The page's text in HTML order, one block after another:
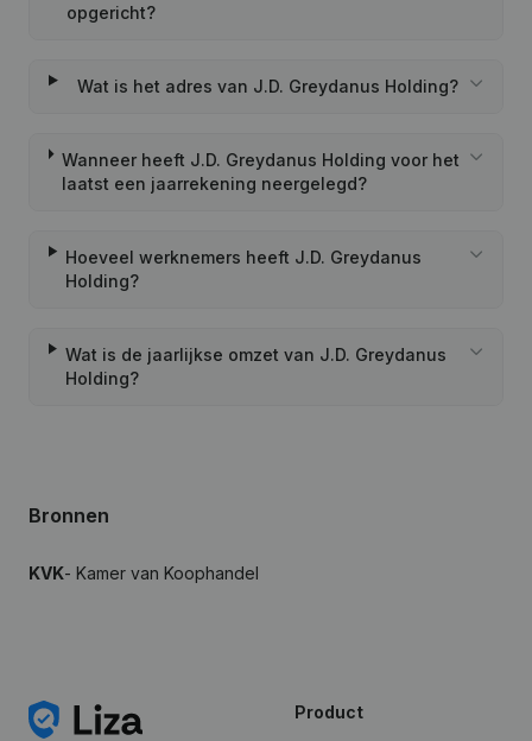
opgericht?
Wat is het adres van J.D. Greydanus Holding?
Wanneer heeft J.D. Greydanus Holding voor het
laatst een jaarrekening neergelegd?
Hoeveel werknemers heeft J.D. Greydanus
Holding?
Wat is de jaarlijkse omzet van J.D. Greydanus
Holding?
Bronnen
KVK- Kamer van Koophandel
Product